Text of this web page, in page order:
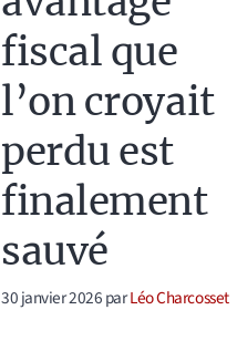
fiscal que
l’on croyait
perdu est
finalement
sauvé
30 janvier 2026parLéo Charcosset